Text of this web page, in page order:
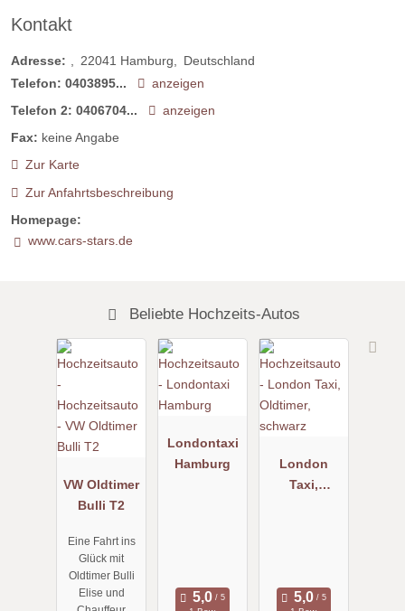
Kontakt
Adresse: 22041 Hamburg
Deutschland
Telefon: 0403895...
anzeigen
Telefon 2: 0406704...
anzeigen
Fax: keine Angabe
Zur Karte
Zur Anfahrtsbeschreibung
Homepage:
www.cars-stars.de
Beliebte Hochzeits-Autos
VW Oldtimer
Bulli T2
Eine Fahrt ins
Glück mit
Oldtimer Bulli
Elise und
Londontaxi
Hamburg
London
Taxi,